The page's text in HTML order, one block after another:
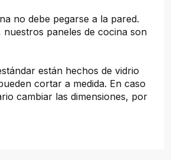
no debe pegarse a la pared.
nuestros paneles de cocina son
están hechos de vidrio
cortar a medida. En caso
cambiar las dimensiones, por